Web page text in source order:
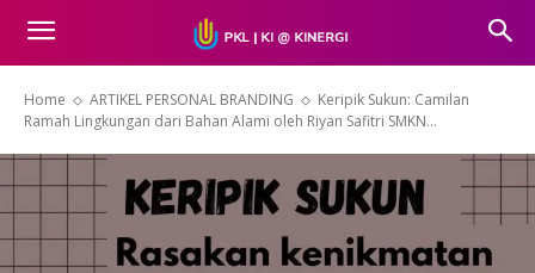
Home ARTIKEL PERSONAL BRANDING
Keripik Sukun: Camilan
Ramah Lingkungan dari Bahan Alami oleh Riyan Safitri SMKN...